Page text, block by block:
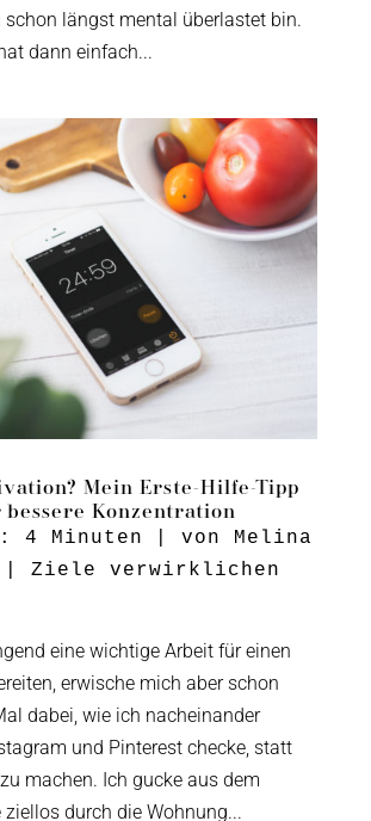
schon längst mental überlastet bin.
dann einfach...
Mein Erste-Hilfe-Tipp
Konzentration
4 Minuten | von Melina
|Ziele verwirklichen
eine wichtige Arbeit für einen
erwische mich aber schon
dabei, wie ich nacheinander
und Pinterest checke, statt
machen. Ich gucke aus dem
ziellos durch die Wohnung...